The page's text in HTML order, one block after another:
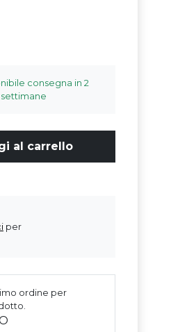
consegna in 2
settimane
al carrello
per
ordine per